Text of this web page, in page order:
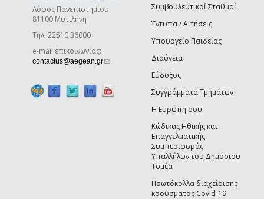
Λόφος Πανεπιστημίου
81100 Μυτιλήνη
Τηλ. 22510 36000
e-mail επικοινωνίας:
contactus@aegean.gr(link sends e-mail)
Συμβουλευτικοί Σταθμοί
Έντυπα / Αιτήσεις
Υπουργείο Παιδείας
Διαύγεια
Εύδοξος
Συγγράμματα Τμημάτων
Η Ευρώπη σου
Κώδικας Ηθικής και
Επαγγελματικής
Συμπεριφοράς
Υπαλλήλων του Δημόσιου
Τομέα
Πρωτόκολλα διαχείρισης
κρούσματος Covid-19